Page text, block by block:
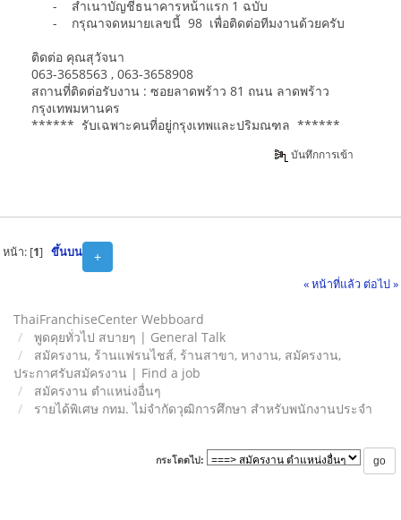
- สำเนาบัญชีธนาคารหน้าแรก 1 ฉบับ
- กรุณาจดหมายเลขนี้ 98 เพื่อติดต่อทีมงานด้วยครับ
ติดต่อ คุณสุวัจนา
063-3658563 , 063-3658908
สถานที่ติดต่อรับงาน : ซอยลาดพร้าว 81 ถนน ลาดพร้าว
กรุงเทพมหานคร
****** รับเฉพาะคนที่อยู่กรุงเทพและปริมณฑล ******
บันทึกการเข้า
+
หน้า: [1] ขึ้นบน
« หน้าที่แล้ว ต่อไป »
ThaiFranchiseCenter Webboard
พูดคุยทั่วไป สบายๆ | General Talk
สมัครงาน, ร้านแฟรนไชส์, ร้านสาขา, หางาน, สมัครงาน,
ประกาศรับสมัครงาน | Find a job
สมัครงาน ตำแหน่งอื่นๆ
รายได้พิเศษ กทม. ไม่จำกัดวุฒิการศึกษา สำหรับพนักงานประจำ
กระโดดไป: